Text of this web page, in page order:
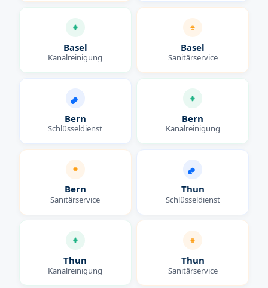
Basel
Kanalreinigung
Basel
Sanitärservice
Bern
Schlüsseldienst
Bern
Kanalreinigung
Bern
Sanitärservice
Thun
Schlüsseldienst
Thun
Kanalreinigung
Thun
Sanitärservice